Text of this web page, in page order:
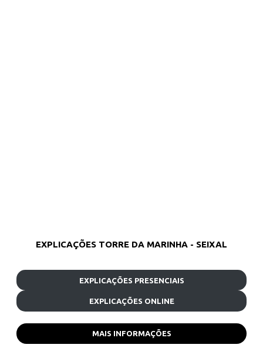
EXPLICAÇÕES TORRE DA MARINHA - SEIXAL
EXPLICAÇÕES PRESENCIAIS
EXPLICAÇÕES ONLINE
MAIS INFORMAÇÕES